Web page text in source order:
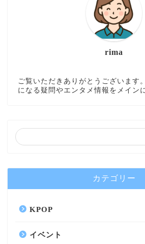
rima
ご覧いただきありがとうございます
になる疑問やエンタメ情報をメイン
カテゴリー
KPOP
イベント